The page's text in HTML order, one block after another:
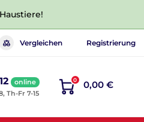
Vergleichen Registrierung
online
Th-Fr 7-15
0 0,00 €